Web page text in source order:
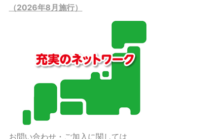
（2026年8月施行）
お問い合わせ・ご加入に関しては